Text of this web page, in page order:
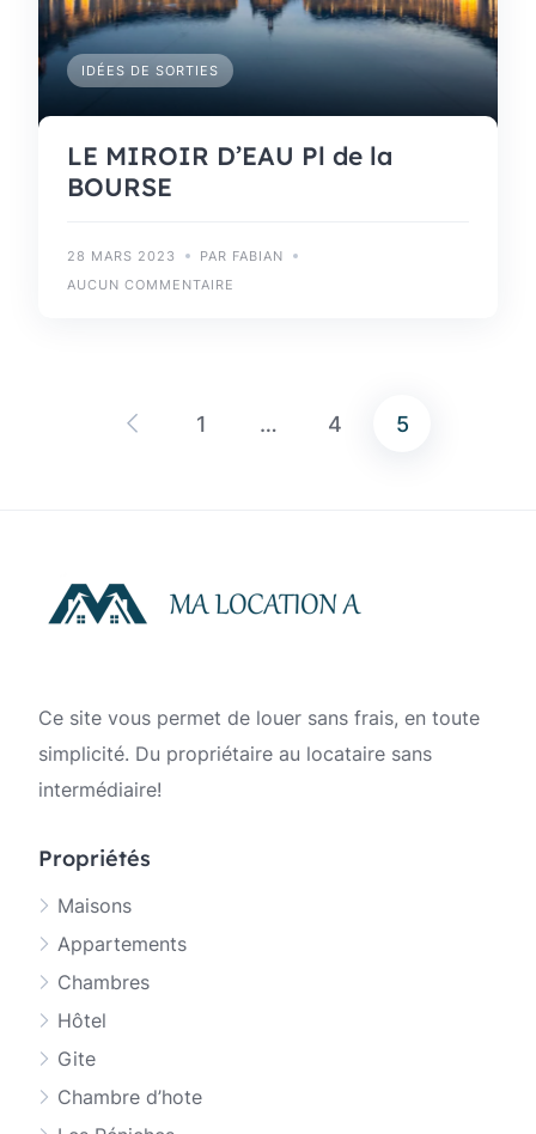
IDÉES DE SORTIES
LE MIROIR D’EAU Pl de la
BOURSE
28 MARS 2023
PAR FABIAN
AUCUN COMMENTAIRE
Pagination
1 … 4 5
Ce site vous permet de louer sans frais, en toute
simplicité. Du propriétaire au locataire sans
intermédiaire!
Propriétés
Maisons
Appartements
Chambres
Hôtel
Gite
Chambre d’hote